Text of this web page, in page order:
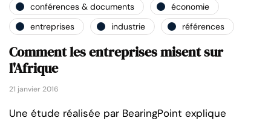
conférences & documents
économie
entreprises
industrie références
Comment les entreprises misent sur
l'Afrique
21 janvier 2016
Une étude réalisée par BearingPoint explique